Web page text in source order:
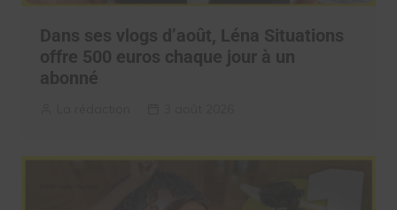
Dans ses vlogs d’août, Léna Situations
offre 500 euros chaque jour à un
abonné